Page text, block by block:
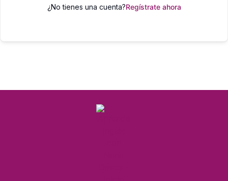
¿No tienes una cuenta?Regístrate ahora